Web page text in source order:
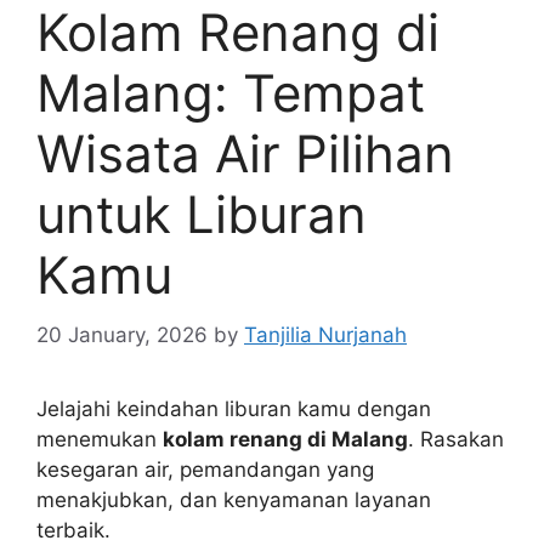
Kolam Renang di
Malang: Tempat
Wisata Air Pilihan
untuk Liburan
Kamu
20 January, 2026 by Tanjilia Nurjanah
Jelajahi keindahan liburan kamu dengan
menemukan kolam renang di Malang. Rasakan
kesegaran air, pemandangan yang
menakjubkan, dan kenyamanan layanan
terbaik.